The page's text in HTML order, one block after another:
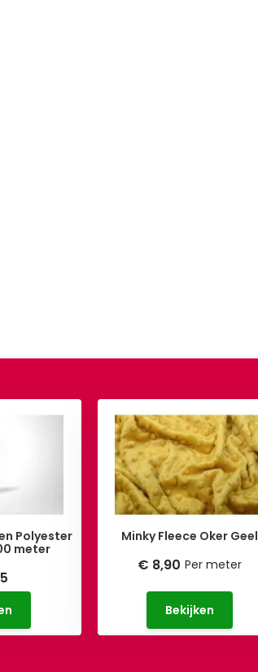
Polyester
meter
Minky Fleece Oker Geel
€ 8,90 Per meter
Bekijken